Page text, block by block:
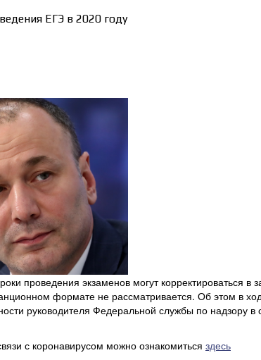
ЕГЭ в 2020 году
проведения экзаменов могут корректироваться в
формате не рассматривается. Об этом в
руководителя Федеральной службы по надзору в
с коронавирусом можно ознакомиться здесь